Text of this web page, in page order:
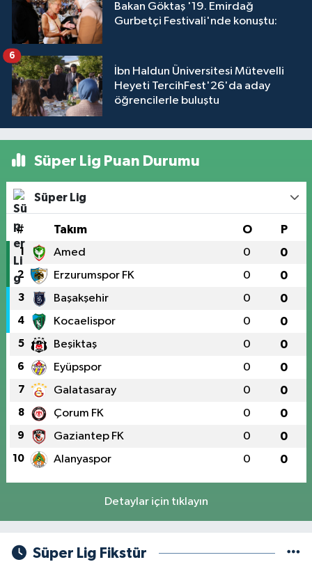
Bakan Göktaş '19. Emirdağ
Gurbetçi Festivali'nde konuştu:
İbn Haldun Üniversitesi Mütevelli
Heyeti TercihFest'26'da aday
öğrencilerle buluştu
6
Süper Lig Puan Durumu
Süper Lig
# Takım O P
1 Amed 0 0
2 Erzurumspor FK 0 0
3 Başakşehir 0 0
4 Kocaelispor 0 0
5 Beşiktaş 0 0
6 Eyüpspor 0 0
7 Galatasaray 0 0
8 Çorum FK 0 0
9 Gaziantep FK 0 0
10 Alanyaspor 0 0
Detaylar için tıklayın
Süper Lig Fikstür